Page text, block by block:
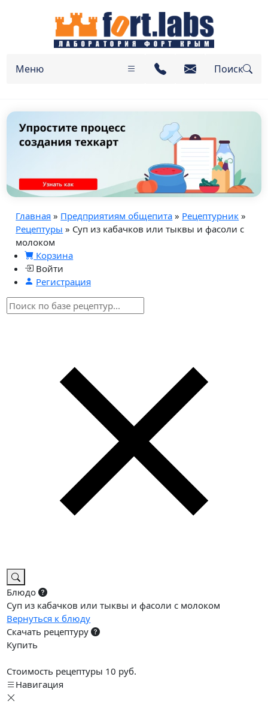
Меню Поиск
Главная » Предприятиям общепита » Рецептурник »
Рецептуры » Суп из кабачков или тыквы и фасоли с
молоком
Корзина
Войти
Регистрация
Блюдо
Суп из кабачков или тыквы и фасоли с молоком
Вернуться к блюду
Скачать рецептуру
Купить
Стоимость рецептуры 10 руб.
Навигация